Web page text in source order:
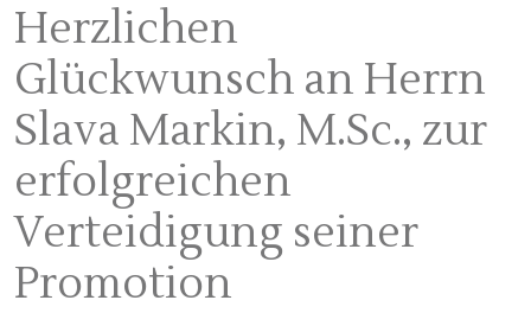
Herzlichen
Glückwunsch an Herrn
Slava Markin, M.Sc., zur
erfolgreichen
Verteidigung seiner
Promotion